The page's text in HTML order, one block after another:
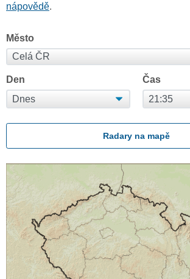
nápovědě.
Město
Den Čas
Radary na mapě